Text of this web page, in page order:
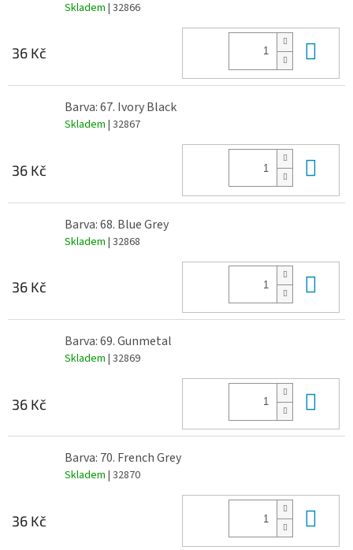
Skladem | 32866
36 Kč
Barva: 67. Ivory Black
Skladem | 32867
36 Kč
Barva: 68. Blue Grey
Skladem | 32868
36 Kč
Barva: 69. Gunmetal
Skladem | 32869
36 Kč
Barva: 70. French Grey
Skladem | 32870
36 Kč